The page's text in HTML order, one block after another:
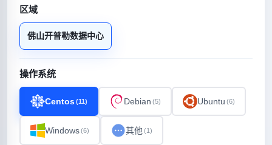
区域
佛山开普勒数据中心
操作系统
Centos(11) Debian (5) Ubuntu (6)
Windows(6) 其他 (1)